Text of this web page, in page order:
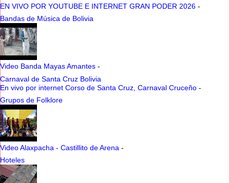
EN VIVO POR YOUTUBE E INTERNET GRAN PODER 2026 -
Bandas de Música de Bolivia
Video Banda Mayas Amantes -
Carnaval de Santa Cruz Bolivia
En vivo por internet Corso de Santa Cruz, Carnaval Cruceño -
Grupos de Folklore
Video Alaxpacha - Castillito de Arena -
Hoteles